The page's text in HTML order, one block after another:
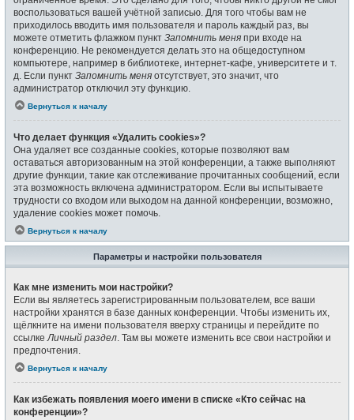
воспользоваться вашей учётной записью. Для того чтобы вам не
приходилось вводить имя пользователя и пароль каждый раз, вы
можете отметить флажком пункт Запомнить меня при входе на
конференцию. Не рекомендуется делать это на общедоступном
компьютере, например в библиотеке, интернет-кафе, университете и т.
д. Если пункт Запомнить меня отсутствует, это значит, что
администратор отключил эту функцию.
Вернуться к началу
Что делает функция «Удалить cookies»?
Она удаляет все созданные cookies, которые позволяют вам
оставаться авторизованным на этой конференции, а также выполняют
другие функции, такие как отслеживание прочитанных сообщений, если
эта возможность включена администратором. Если вы испытываете
трудности со входом или выходом на данной конференции, возможно,
удаление cookies может помочь.
Вернуться к началу
Параметры и настройки пользователя
Как мне изменить мои настройки?
Если вы являетесь зарегистрированным пользователем, все ваши
настройки хранятся в базе данных конференции. Чтобы изменить их,
щёлкните на имени пользователя вверху страницы и перейдите по
ссылкеЛичный раздел. Там вы можете изменить все свои настройки и
предпочтения.
Вернуться к началу
Как избежать появления моего имени в списке «Кто сейчас на
конференции»?